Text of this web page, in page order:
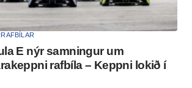
RAFBÍLAR
E nýr samningur um
rafbíla – Keppni lokið í